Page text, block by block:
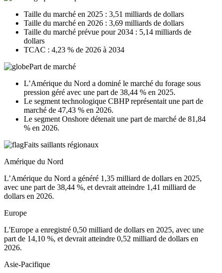
Taille du marché en 2025 : 3,51 milliards de dollars
Taille du marché en 2026 : 3,69 milliards de dollars
Taille du marché prévue pour 2034 : 5,14 milliards de
dollars
TCAC : 4,23 % de 2026 à 2034
Part de marché
L’Amérique du Nord a dominé le marché du forage sous
pression géré avec une part de 38,44 % en 2025.
Le segment technologique CBHP représentait une part de
marché de 47,43 % en 2026.
Le segment Onshore détenait une part de marché de 81,84
% en 2026.
Faits saillants régionaux
Amérique du Nord
L’Amérique du Nord a généré 1,35 milliard de dollars en 2025,
avec une part de 38,44 %, et devrait atteindre 1,41 milliard de
dollars en 2026.
Europe
L'Europe a enregistré 0,50 milliard de dollars en 2025, avec une
part de 14,10 %, et devrait atteindre 0,52 milliard de dollars en
2026.
Asie-Pacifique